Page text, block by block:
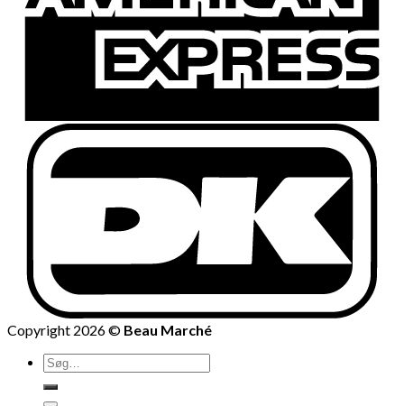
Copyright 2026 © Beau Marché
Søg
efter: